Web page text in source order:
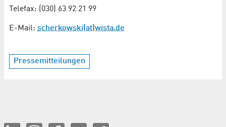
Telefax: (030) 63 92 21 99
E-Mail: scherkowski(at)wista.de
Pressemitteilungen